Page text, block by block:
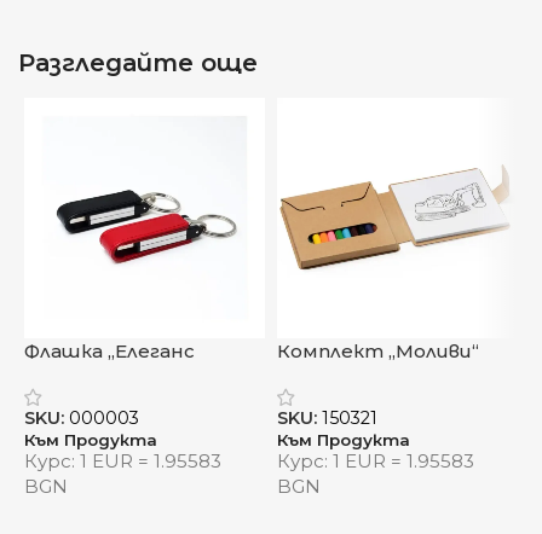
Видяна от:
Разгледайте още
Флашка „Елеганс
SKU: 000003
Към Продукта
Курс: 1 EUR = 1.95583
BGN
Комплект „Моливи“
SKU: 150321
Към Продукта
Курс: 1 EUR = 1.95583
BGN